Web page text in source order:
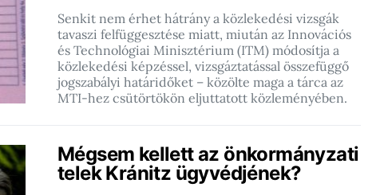
Senkit nem érhet hátrány a közlekedési vizsgák
tavaszi felfüggesztése miatt, miután az Innovációs
és Technológiai Minisztérium (ITM) módosítja a
közlekedési képzéssel, vizsgáztatással összefüggő
jogszabályi határidőket – közölte maga a tárca az
MTI-hez csütörtökön eljuttatott közleményében.
Mégsem kellett az önkormányzati
telek Kránitz ügyvédjének?